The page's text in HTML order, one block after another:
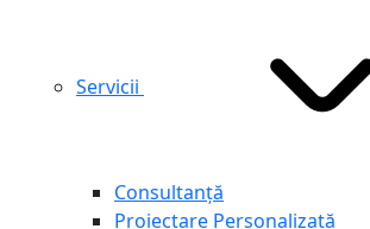
Servicii
Consultanță
Proiectare Personalizată